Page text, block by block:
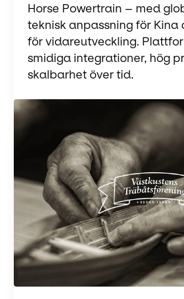
Horse Powertrain – med
teknisk anpassning för Kina
för vidareutveckling.
smidiga integrationer, hög
skalbarhet över tid.